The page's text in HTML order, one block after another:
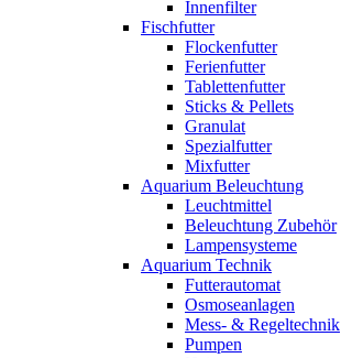
Innenfilter
Fischfutter
Flockenfutter
Ferienfutter
Tablettenfutter
Sticks & Pellets
Granulat
Spezialfutter
Mixfutter
Aquarium Beleuchtung
Leuchtmittel
Beleuchtung Zubehör
Lampensysteme
Aquarium Technik
Futterautomat
Osmoseanlagen
Mess- & Regeltechnik
Pumpen